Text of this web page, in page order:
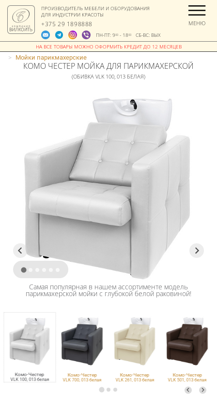
ПРОИЗВОДИТЕЛЬ МЕБЕЛИ И ОБОРУДОВАНИЯ
ДЛЯ ИНДУСТРИИ КРАСОТЫ
+375 29 1898888
ПН-ПТ: 900- 1800СБ-ВС: ВЫХ
МЕНЮ
> Мойки парикмахерские
КОМО ЧЕСТЕР МОЙКА ДЛЯ ПАРИКМАХЕРСКОЙ
(ОБИВКА VLK 100, 013 БЕЛАЯ)
Комо-Честер
VLK 100, 013 белая
Комо-Честер
VLK 700, 013 белая
Комо-Честер
VLK 261, 013 белая
Комо-Честер
VLK 501, 013 белая
Самая популярная в нашем ассортименте модель
парикмахерской мойки с глубокой белой раковиной!